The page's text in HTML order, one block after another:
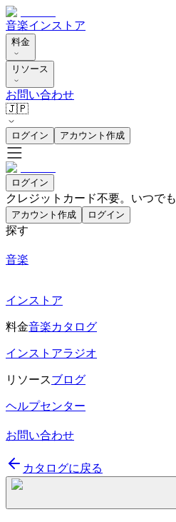
音楽インストア
料金
リソース
お問い合わせ
🇯🇵
ログイン アカウント作成
ログイン
クレジットカード不要。いつでも
アカウント作成 ログイン
探す
音楽
インストア
料金音楽カタログ
インストアラジオ
リソースブログ
ヘルプセンター
お問い合わせ
カタログに戻る